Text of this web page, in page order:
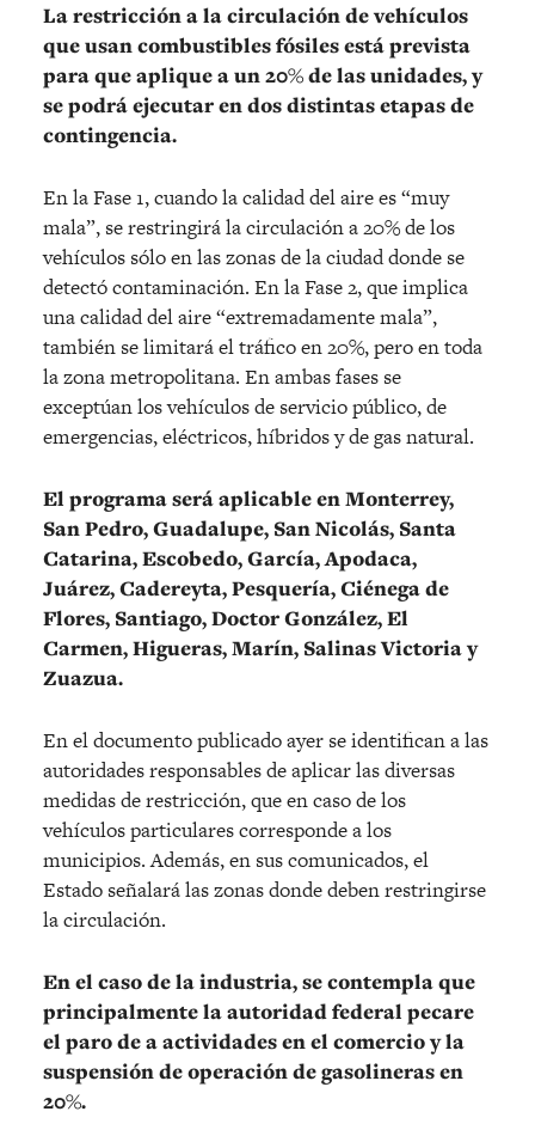
La restricción a la circulación de vehículos
que usan combustibles fósiles está prevista
para que aplique a un 20% de las unidades, y
se podrá ejecutar en dos distintas etapas de
contingencia.
En la Fase 1, cuando la calidad del aire es “muy
mala”, se restringirá la circulación a 20% de los
vehículos sólo en las zonas de la ciudad donde se
detectó contaminación. En la Fase 2, que implica
una calidad del aire “extremadamente mala”,
también se limitará el tráfico en 20%, pero en toda
la zona metropolitana. En ambas fases se
exceptúan los vehículos de servicio público, de
emergencias, eléctricos, híbridos y de gas natural.
El programa será aplicable en Monterrey,
San Pedro, Guadalupe, San Nicolás, Santa
Catarina, Escobedo, García, Apodaca,
Juárez, Cadereyta, Pesquería, Ciénega de
Flores, Santiago, Doctor González, El
Carmen, Higueras, Marín, Salinas Victoria y
Zuazua.
En el documento publicado ayer se identifican a las
autoridades responsables de aplicar las diversas
medidas de restricción, que en caso de los
vehículos particulares corresponde a los
municipios. Además, en sus comunicados, el
Estado señalará las zonas donde deben restringirse
la circulación.
En el caso de la industria, se contempla que
principalmente la autoridad federal pecare
el paro de a actividades en el comercio y la
suspensión de operación de gasolineras en
20%.